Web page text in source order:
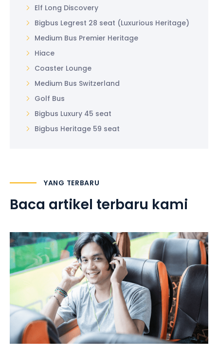
Elf Long Discovery
Bigbus Legrest 28 seat (Luxurious Heritage)
Medium Bus Premier Heritage
Hiace
Coaster Lounge
Medium Bus Switzerland
Golf Bus
Bigbus Luxury 45 seat
Bigbus Heritage 59 seat
YANG TERBARU
Baca artikel terbaru kami